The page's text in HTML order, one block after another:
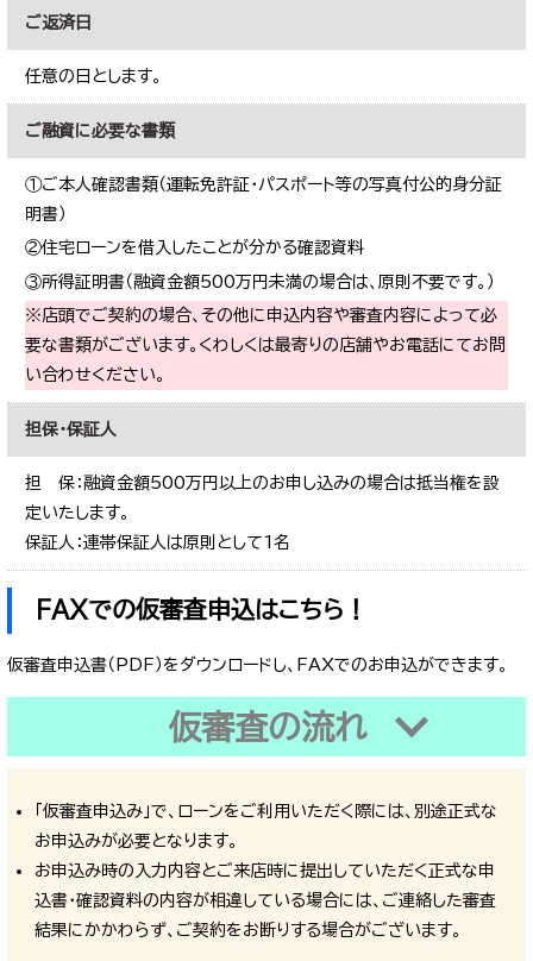
ご返済日
任意の日とします。
ご融資に必要な書類
①ご本人確認書類（運転免許証・パスポート等の写真付公的身分証
明書）
②住宅ローンを借入したことが分かる確認資料
③所得証明書（融資金額500万円未満の場合は、原則不要です。）
※店頭でご契約の場合、その他に申込内容や審査内容によって必
要な書類がございます。くわしくは最寄りの店舗やお電話にてお問
い合わせください。
担保・保証人
担 保：融資金額500万円以上のお申し込みの場合は抵当権を設
定いたします。
保証人：連帯保証人は原則として1名
FAXでの仮審査申込はこちら！
仮審査申込書（PDF）をダウンロードし、FAXでのお申込ができます。
仮審査の流れ
「仮審査申込み」で、ローンをご利用いただく際には、別途正式な
お申込みが必要となります。
お申込み時の入力内容とご来店時に提出していただく正式な申
込書・確認資料の内容が相違している場合には、ご連絡した審査
結果にかかわらず、ご契約をお断りする場合がございます。